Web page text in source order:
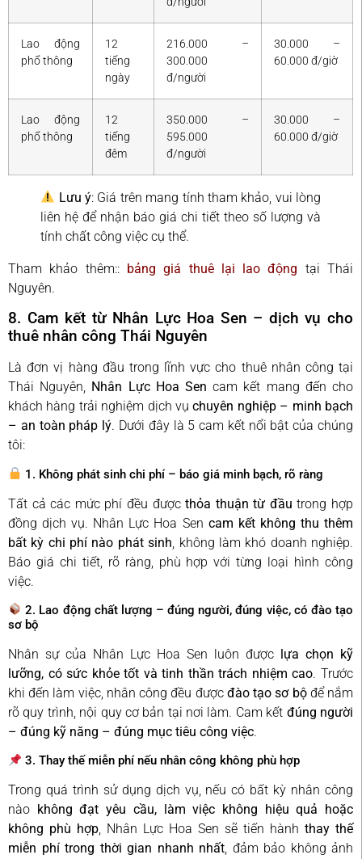
Lao động
phổ thông
12
tiếng
ngày
216.000 –
300.000
đ/người
30.000 –
60.000 đ/giờ
Lao động
phổ thông
12
tiếng
đêm
350.000 –
595.000
đ/người
30.000 –
60.000 đ/giờ
Lưu ý: Giá trên mang tính tham khảo, vui lòng
liên hệ để nhận báo giá chi tiết theo số lượng và
tính chất công việc cụ thể.
Tham khảo thêm:: bảng giá thuê lại lao động tại Thái
Nguyên.
8. Cam kết từ Nhân Lực Hoa Sen – dịch vụ cho
thuê nhân công Thái Nguyên
Là đơn vị hàng đầu trong lĩnh vực cho thuê nhân công tại
Thái Nguyên, Nhân Lực Hoa Sen cam kết mang đến cho
khách hàng trải nghiệm dịch vụchuyên nghiệp – minh bạch
– an toàn pháp lý. Dưới đây là 5 cam kết nổi bật của chúng
tôi:
1. Không phát sinh chi phí – báo giá minh bạch, rõ ràng
Tất cả các mức phí đều đượcthỏa thuận từ đầu trong hợp
đồng dịch vụ. Nhân Lực Hoa Sen cam kết không thu thêm
bất kỳ chi phí nào phát sinh , không làm khó doanh nghiệp.
Báo giá chi tiết, rõ ràng, phù hợp với từng loại hình công
việc.
2. Lao động chất lượng – đúng người, đúng việc, có đào tạo
sơ bộ
Nhân sự của Nhân Lực Hoa Sen luôn được lựa chọn kỹ
lưỡng, có sức khỏe tốt và tinh thần trách nhiệm cao. Trước
khi đến làm việc, nhân công đều được đào tạo sơ bộđể nắm
rõ quy trình, nội quy cơ bản tại nơi làm. Cam kết đúng người
– đúng kỹ năng – đúng mục tiêu công việc.
3. Thay thế miễn phí nếu nhân công không phù hợp
Trong quá trình sử dụng dịch vụ, nếu có bất kỳ nhân công
nào không đạt yêu cầu, làm việc không hiệu quả hoặc
không phù hợp, Nhân Lực Hoa Sen sẽ tiến hành thay thế
miễn phí trong thời gian nhanh nhất, đảm bảo không ảnh